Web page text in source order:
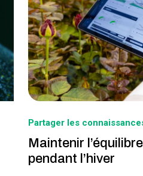
Partager les
Maintenir
pendant l’hiver